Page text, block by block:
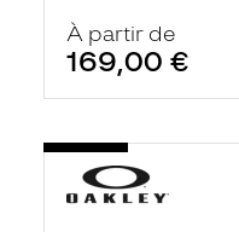
À partir de
169,00 €